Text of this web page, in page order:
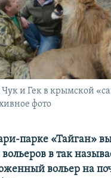
КРЫМА
Чук и Гек в крымской
фото
парке «Тайган»
в так
вольер на